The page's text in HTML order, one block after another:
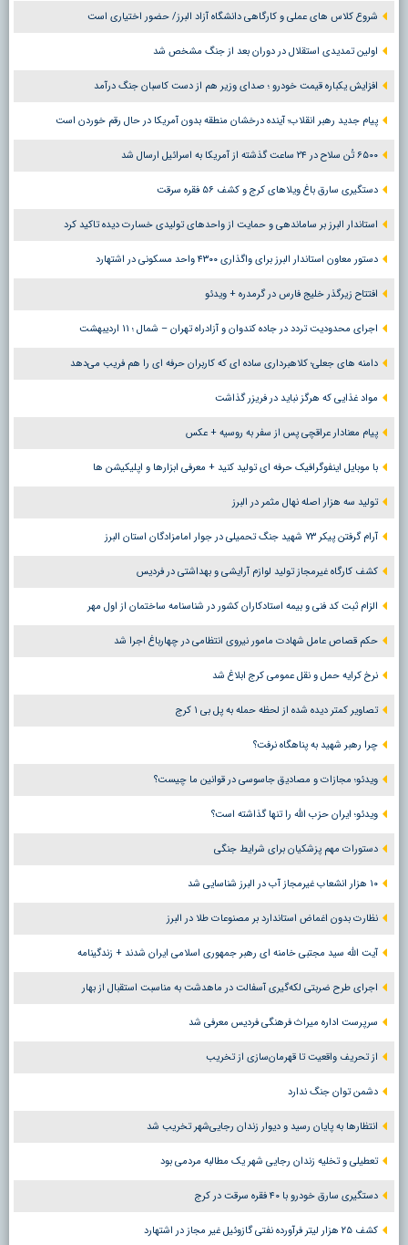
شروع کلاس های عملی و کارگاهی دانشگاه آزاد البرز/ حضور اختیاری است
اولین تمدیدی استقلال در دوران بعد از جنگ مشخص شد
افزایش یکباره قیمت خودرو ؛ صدای وزیر هم از دست کاسبان جنگ درآمد
پیام جدید رهبر انقلاب؛ آینده درخشان منطقه بدون آمریکا در حال رقم خوردن است
۶۵۰۰ تُن سلاح در ۲۴ ساعت گذشته از آمریکا به اسرائیل ارسال شد
دستگیری سارق باغ ویلاهای کرج و کشف ۵۶ فقره سرقت
استاندار البرز بر ساماندهی و حمایت از واحدهای تولیدی خسارت دیده تاکید کرد
دستور معاون استاندار البرز برای واگذاری ۴۳۰۰ واحد مسکونی در اشتهارد
افتتاح زیرگذر خلیج فارس در گرمدره + ویدئو
اجرای محدودیت تردد در جاده کندوان و آزادراه تهران – شمال ؛ ١١ اردیبهشت
دامنه های جعلی؛ کلاهبرداری ساده ای که کاربران حرفه ای را هم فریب می‌دهد
مواد غذایی که هرگز نباید در فریزر گذاشت
پیام معنادار عراقچی پس از سفر به روسیه + عکس
با موبایل اینفوگرافیک حرفه ای تولید کنید + معرفی ابزارها و اپلیکیشن ها
تولید سه هزار اصله نهال مثمر در البرز
آرام گرفتن پیکر ۷۳ شهید جنگ تحمیلی در جوار امامزادگان استان البرز
کشف کارگاه غیرمجاز تولید لوازم آرایشی و بهداشتی در فردیس
الزام ثبت کد فنی و بیمه استادکاران کشور در شناسنامه ساختمان از اول مهر
حکم قصاص عامل شهادت مامور نیروی انتظامی در چهارباغ اجرا شد
نرخ کرایه حمل و نقل عمومی کرج ابلاغ شد
تصاویر کمتر دیده شده از لحظه حمله به پل بی ۱ کرج
چرا رهبر شهید به پناهگاه نرفت؟
ویدئو؛ مجازات و مصادیق جاسوسی در قوانین ما چیست؟
ویدئو؛ ایران حزب الله را تنها گذاشته است؟
دستورات مهم پزشکیان برای شرایط جنگی
۱۰ هزار انشعاب غیرمجاز آب در البرز شناسایی شد
نظارت بدون اغماض استاندارد بر مصنوعات طلا در البرز
آیت الله سید مجتبی خامنه ای رهبر جمهوری اسلامی ایران شدند + زندگینامه
اجرای طرح ضربتی لکه‌گیری آسفالت در ماهدشت به مناسبت استقبال از بهار
سرپرست اداره میراث فرهنگی فردیس معرفی شد
از تحریف واقعیت تا قهرمان‌سازی از تخریب
دشمن توان جنگ ندارد
انتظارها به پایان رسید و دیوار زندان رجایی‌شهر تخریب شد
تعطیلی و تخلیه زندان رجایی شهر یک مطالبه مردمی بود
دستگیری سارق خودرو با ۴۰ فقره سرقت در کرج
کشف ۲۵ هزار لیتر فرآورده نفتی گازوئیل غیر مجاز در اشتهارد